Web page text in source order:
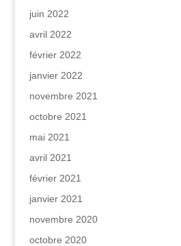
juin 2022
avril 2022
février 2022
janvier 2022
novembre 2021
octobre 2021
mai 2021
avril 2021
février 2021
janvier 2021
novembre 2020
octobre 2020